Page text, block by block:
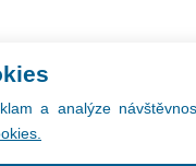
a analýze